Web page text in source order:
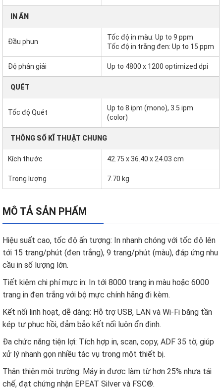
IN ẤN
Đầu phun
Tốc độ in màu: Up to 9 ppm
Tốc độ in trắng đen: Up to 15 ppm
Độ phân giải Up to 4800 x 1200 optimized dpi
QUÉT
Tốc độ Quét
Up to 8 ipm (mono), 3.5 ipm
(color)
THÔNG SỐ KĨ THUẬT CHUNG
Kích thước 42.75 x 36.40 x 24.03 cm
Trọng lượng 7.70 kg
MÔ TẢ SẢN PHẨM
Hiệu suất cao, tốc độ ấn tượng: In nhanh chóng với tốc độ lên
tới 15 trang/phút (đen trắng), 9 trang/phút (màu), đáp ứng nhu
cầu in số lượng lớn.
Tiết kiệm chi phí mực in: In tới 8000 trang in màu hoặc 6000
trang in đen trắng với bộ mực chính hãng đi kèm.
Kết nối linh hoạt, dễ dàng: Hỗ trợ USB, LAN và Wi-Fi băng tần
kép tự phục hồi, đảm bảo kết nối luôn ổn định.
Đa chức năng tiện lợi: Tích hợp in, scan, copy, ADF 35 tờ, giúp
xử lý nhanh gọn nhiều tác vụ trong một thiết bị.
Thân thiện môi trường: Máy in được làm từ hơn 25% nhựa tái
chế, đạt chứng nhận EPEAT Silver và FSC®.